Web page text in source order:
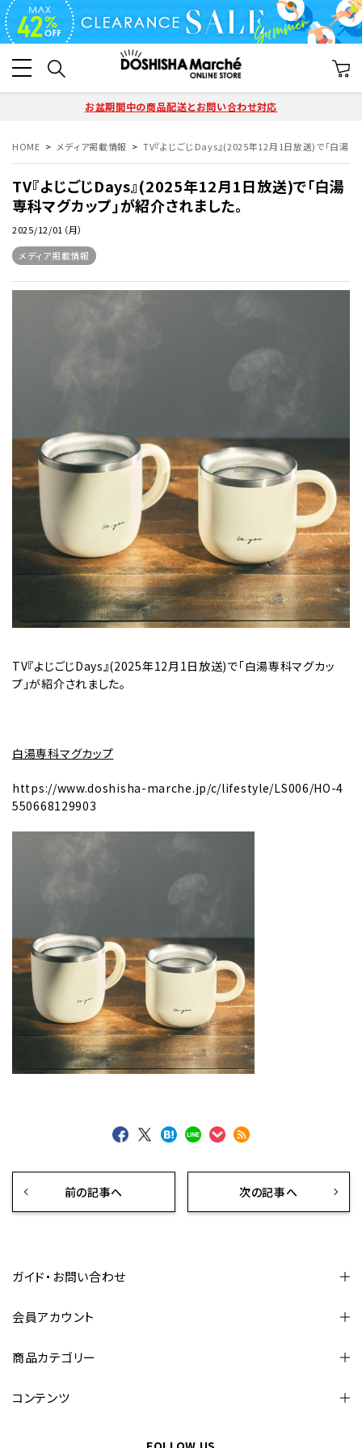
お盆期間中の商品配送とお問い合わせ対応
HOME メディア掲載情報 TV『よじごじDays』(2025年12月1日放送)で「白湯専
TV『よじごじDays』(2025年12月1日放送)で「白湯
専科マグカップ」が紹介されました。
2025/12/01（月）
メディア掲載情報
TV『よじごじDays』(2025年12月1日放送)で「白湯専科マグカッ
プ」が紹介されました。
白湯専科マグカップ
https://www.doshisha-marche.jp/c/lifestyle/LS006/HO-4
550668129903
前の記事へ 次の記事へ
ガイド・お問い合わせ
会員アカウント
商品カテゴリー
コンテンツ